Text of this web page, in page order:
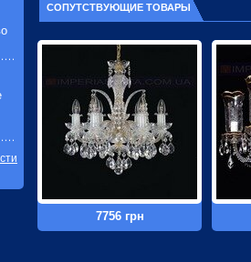
СОПУТСТВУЮЩИЕ ТОВАРЫ
7756 грн